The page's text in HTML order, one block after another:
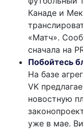
Канаде и
«Матч».
сначала на
Побойтесь
На базе
VK
новостную
уже в мае.